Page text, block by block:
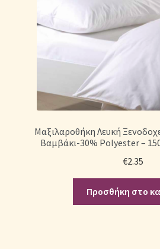
Μαξιλαροθήκη Λευκή
Βαμβάκι-30% Polyester –
€2.35
Προσθήκη στο